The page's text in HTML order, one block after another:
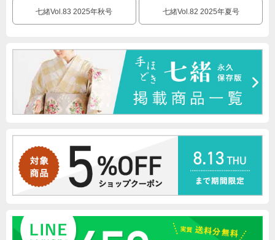
七緒Vol.83 2025年秋号 七緒Vol.82 2025年夏号